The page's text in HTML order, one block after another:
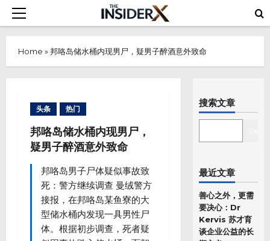
Skip
Primary
Home »邦咯岛储水桶内现男尸，疑男子醉酒意外致命
头条 热门
邦咯岛储水桶内现男尸，
疑男子醉酒意外致命
邦咯岛男子尸体疑似事故致
死：警方继续调查 曼绒警方
接报，在邦咯岛某鱼寮的大
型储水桶内发现一具男性尸
体。根据初步调查，死者疑
搜索文章
最近文章
善心之外，更需
要决心：Dr
Kervis 苏才育
谈企业公益的长